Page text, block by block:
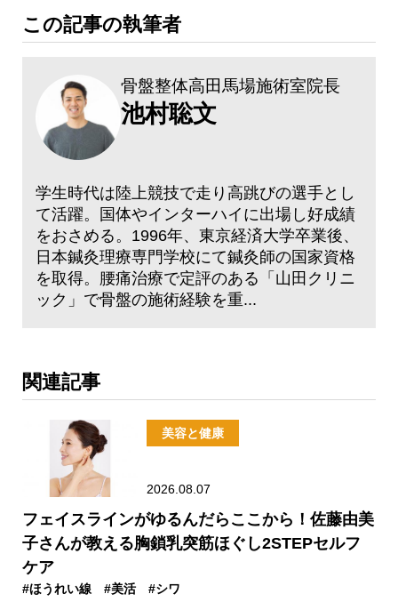
この記事の執筆者
骨盤整体高田馬場施術室院長
池村聡文
学生時代は陸上競技で走り高跳びの選手とし
て活躍。国体やインターハイに出場し好成績
をおさめる。1996年、東京経済大学卒業後、
日本鍼灸理療専門学校にて鍼灸師の国家資格
を取得。腰痛治療で定評のある「山田クリニ
ック」で骨盤の施術経験を重...
関連記事
美容と健康
2026.08.07
フェイスラインがゆるんだらここから！佐藤由美
子さんが教える胸鎖乳突筋ほぐし2STEPセルフ
ケア
#ほうれい線 #美活 #シワ